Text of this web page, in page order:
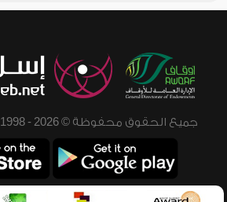
جميع الحقوق محفوظة © 2026 - 1998 لشبكة إسلام ويب